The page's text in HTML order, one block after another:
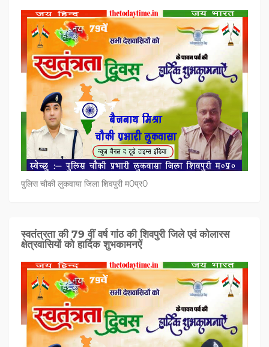
पुलिस चौकी लुकवाया जिला शिवपुरी म0प्र0
स्वतंत्रता की 79 वीं वर्ष गांठ की शिवपुरी जिले एवं कोलारस
क्षेत्रवासियों को हार्दिक शुभकामनऐं